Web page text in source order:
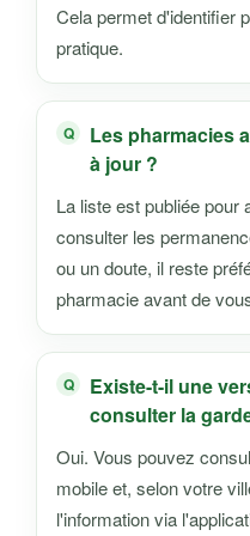
Cela permet d'identifier
pratique.
Les pharmacies
à jour ?
La liste est publiée pour
consulter les
ou un doute, il reste
pharmacie avant de
Existe-t-il une
consulter la
Oui. Vous pouvez
mobile et, selon votre
l'information via